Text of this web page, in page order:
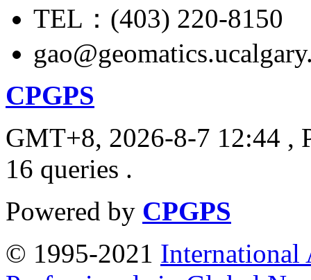
TEL：(403) 220-8150
CPGPS
GMT+8, 2026-8-7 12:44 ,
16 queries .
Powered by CPGPS
© 1995-2021 International